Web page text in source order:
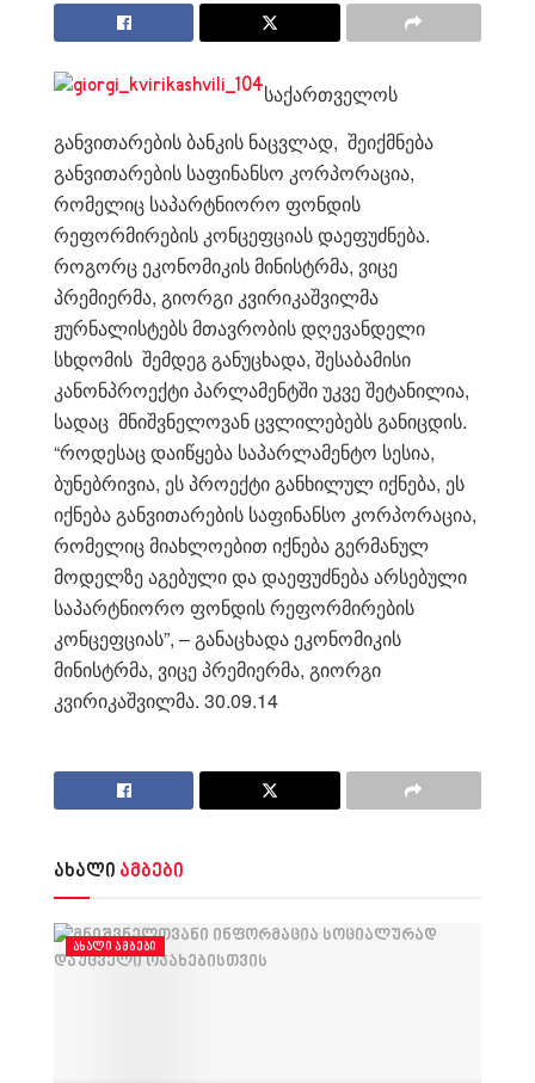
საქართველოს
განვითარების ბანკის ნაცვლად, შეიქმნება
განვითარების საფინანსო კორპორაცია,
რომელიც საპარტნიორო ფონდის
რეფორმირების კონცეფციას დაეფუძნება.
როგორც ეკონომიკის მინისტრმა, ვიცე
პრემიერმა, გიორგი კვირიკაშვილმა
ჟურნალისტებს მთავრობის დღევანდელი
სხდომის შემდეგ განუცხადა, შესაბამისი
კანონპროექტი პარლამენტში უკვე შეტანილია,
სადაც მნიშვნელოვან ცვლილებებს განიცდის.
“როდესაც დაიწყება საპარლამენტო სესია,
ბუნებრივია, ეს პროექტი განხილულ იქნება, ეს
იქნება განვითარების საფინანსო კორპორაცია,
რომელიც მიახლოებით იქნება გერმანულ
მოდელზე აგებული და დაეფუძნება არსებული
საპარტნიორო ფონდის რეფორმირების
კონცეფციას”, – განაცხადა ეკონომიკის
მინისტრმა, ვიცე პრემიერმა, გიორგი
კვირიკაშვილმა. 30.09.14
ახალი ამბები
ᲐᲮᲐᲚᲘ ᲐᲛᲑᲔᲑᲘ